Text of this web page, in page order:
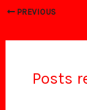
PREVIOUS
Posts